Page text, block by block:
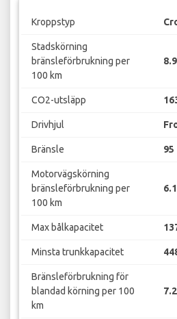
Kroppstyp
Stadskörning
bränsleförbrukning per
100 km
CO2-utsläpp
Drivhjul
Bränsle 95
Motorvägskörning
bränsleförbrukning per
100 km
Max bålkapacitet
Minsta trunkkapacitet
Bränsleförbrukning för
blandad körning per 100
km